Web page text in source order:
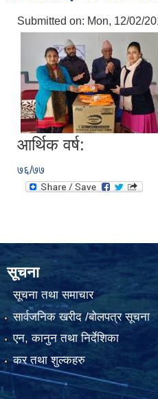
Submitted on: Mon, 12/02/
आर्थिक वर्ष:
७६/७७
सूचना
सूचना तथा समाचार
सार्वजनिक खरीद /बोलपत्र सूचना
एन, कानुन तथा निर्देशिका
कर तथा शुल्कहरु